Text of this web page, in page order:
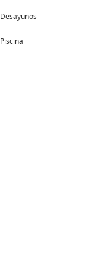
Desayunos
Piscina